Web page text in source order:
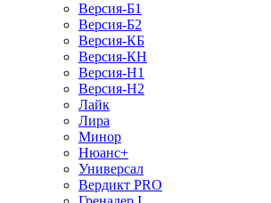
Версия-Б1
Версия-Б2
Версия-КБ
Версия-КН
Версия-Н1
Версия-Н2
Лайк
Лира
Минор
Нюанс+
Универсал
Вердикт PRO